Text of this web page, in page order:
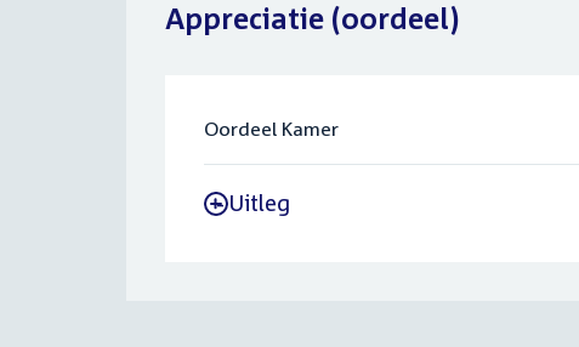
Appreciatie (oordeel)
Oordeel Kamer
- Uitleg